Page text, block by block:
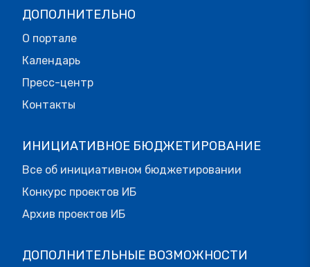
ДОПОЛНИТЕЛЬНО
О портале
Календарь
Пресс-центр
Контакты
ИНИЦИАТИВНОЕ БЮДЖЕТИРОВАНИЕ
Все об инициативном бюджетировании
Конкурс проектов ИБ
Архив проектов ИБ
ДОПОЛНИТЕЛЬНЫЕ ВОЗМОЖНОСТИ